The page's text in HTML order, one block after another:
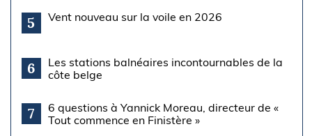
5 Vent nouveau sur la voile en 2026
6
Les stations balnéaires incontournables de la
côte belge
7
6 questions à Yannick Moreau, directeur de «
Tout commence en Finistère »